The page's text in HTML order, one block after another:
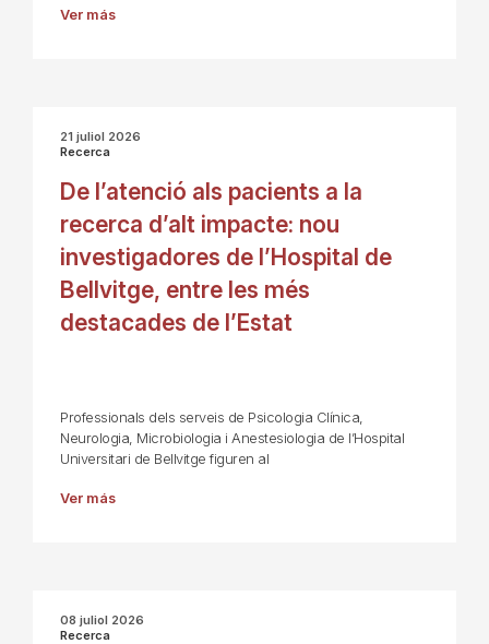
Ver más
21 juliol 2026
Recerca
De l’atenció als pacients a la
recerca d’alt impacte: nou
investigadores de l’Hospital de
Bellvitge, entre les més
destacades de l’Estat
Professionals dels serveis de Psicologia Clínica,
Neurologia, Microbiologia i Anestesiologia de l’Hospital
Universitari de Bellvitge figuren al
Ver más
08 juliol 2026
Recerca